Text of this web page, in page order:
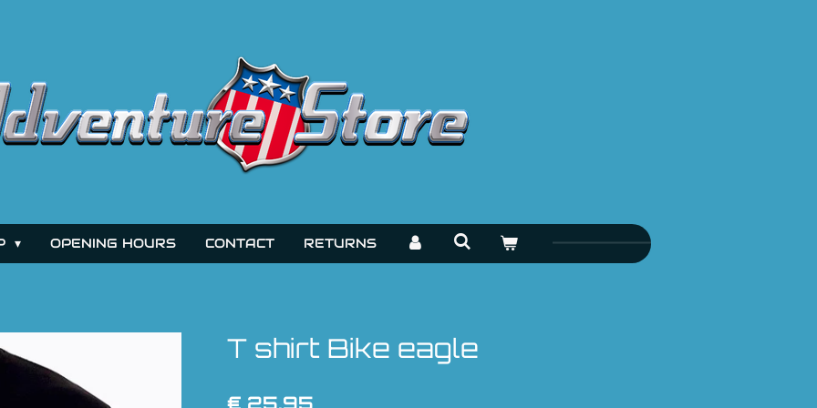
OPENING HOURS CONTACT RETURNS
T shirt Bike eagle
€ 25,95